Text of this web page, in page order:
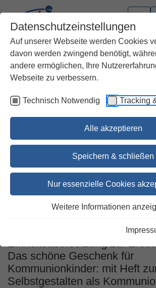
Datenschutzeinstellungen
Auf unserer Webseite werden Cookies
davon werden zwingend benötigt,
andere ermöglichen, Ihre
Webseite zu verbessern.
Technisch Notwendig Tracking
Alle akzeptieren
Speichern & schließen
Nur essenzielle Cookies
Weitere Informationen
Einheitsübersetzung zur
Das schöne Geschenk für
Kommunionkinder: mit Heft
Selbstgestalten als